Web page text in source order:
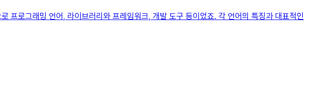
프로그래밍 언어, 라이브러리와 프레임워크, 개발 도구 등이었죠. 각 언어의 특징과 대표적인